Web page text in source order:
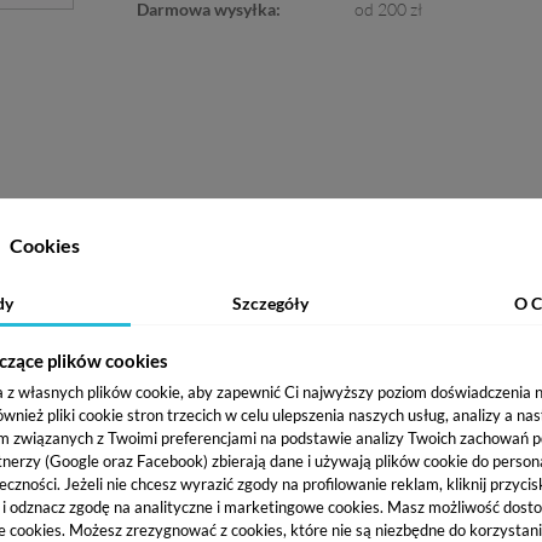
Cookies
Szczegóły O
plików cookies
własnych plików cookie, aby zapewnić Ci najwyższy poziom doświadczenia
pliki cookie stron trzecich w celu ulepszenia naszych usług, analizy a
związanych z Twoimi preferencjami na podstawie analizy Twoich zachowań
(Google oraz Facebook) zbierają dane i używają plików cookie do
Jeżeli nie chcesz wyrazić zgody na profilowanie reklam, kliknij
odznacz zgodę na analityczne i marketingowe cookies. Masz możliwość
cookies. Możesz zrezygnować z cookies, które nie są niezbędne do
Darmowa wysyłka:
od 200 zł
Goddess Palette
stworzona przy współpracy z brytyjską
i bronzera. Paleta zawiera kosmetyki prasowane
zarówno dzienny, neutralny look jak i wieczorowe
do konturowania twarzy. Paleta zawiera 16 cieni o matowym,
kolorystyczne pozwala na stworzenie niesamowitych
również 9 pudrów niezbędnych do podkreślenia kształtów
dający efekt tafli oraz róże do policzków: